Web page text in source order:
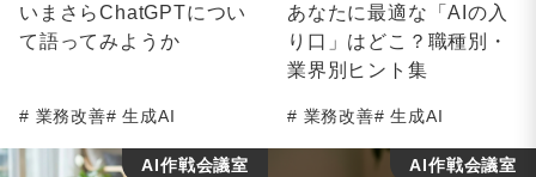
いまさらChatGPTについ
て語ってみようか
業務改善 生成AI
あなたに最適な「AIの入
り口」はどこ？職種別・
業界別ヒント集
業務改善 生成AI
AI作戦会議室 AI作戦会議室